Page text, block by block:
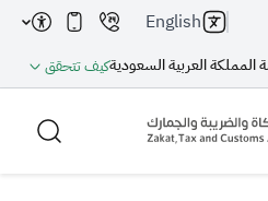
العربية السعوديةكيف تتحقق
English